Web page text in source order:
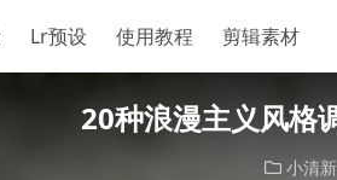
Lr预设 使用教程 剪辑素材
20种浪漫主义风格
小清新